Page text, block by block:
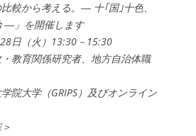
較から考える。― 十｢国｣十色、
―」を開催します
日（火）13:30－15:30
教育関係研究者、地方自治体職
院大学（GRIPS）及びオンライン